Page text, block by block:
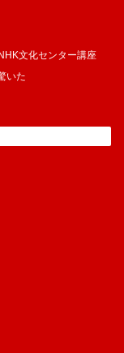
文化センター講座
いた